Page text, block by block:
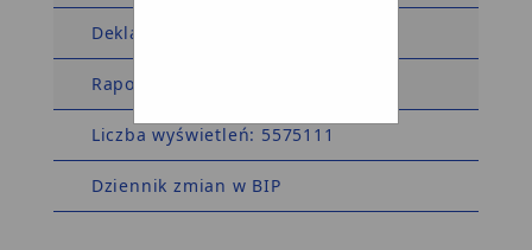
Deklaracja dostępności
Raport dostępności
Liczba wyświetleń: 5575111
Dziennik zmian w BIP